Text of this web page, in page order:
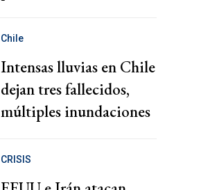
Chile
Intensas lluvias en Chile
dejan tres fallecidos,
múltiples inundaciones
CRISIS